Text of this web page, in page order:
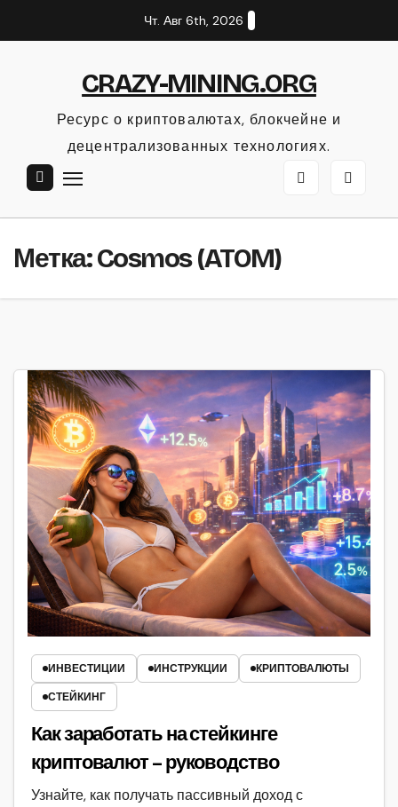
к
Чт. Авг 6th, 2026
CRAZY-MINING.ORG
Ресурс о криптовалютах, блокчейне и
децентрализованных технологиях.
Метка:Cosmos (ATOM)
ИНВЕСТИЦИИ ИНСТРУКЦИИ
КРИПТОВАЛЮТЫ
СТЕЙКИНГ
Как заработать на стейкинге
криптовалют – руководство
Узнайте, как получать пассивный доход с